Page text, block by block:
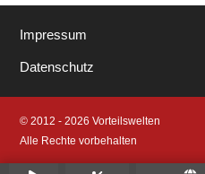
Impressum
Datenschutz
© 2012 - 2026 Vorteilswelten
Alle Rechte vorbehalten